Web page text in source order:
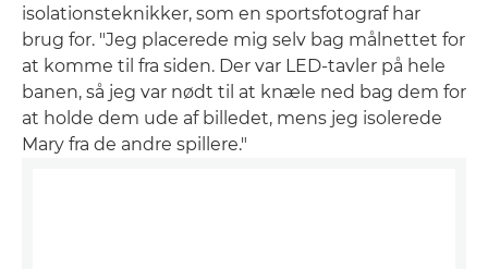
isolationsteknikker, som en sportsfotograf har
brug for. "Jeg placerede mig selv bag målnettet for
at komme til fra siden. Der var LED-tavler på hele
banen, så jeg var nødt til at knæle ned bag dem for
at holde dem ude af billedet, mens jeg isolerede
Mary fra de andre spillere."